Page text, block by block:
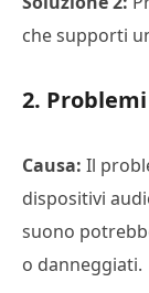
che supporti
2.
Causa: Il
dispositivi
suono
o danneggiati.